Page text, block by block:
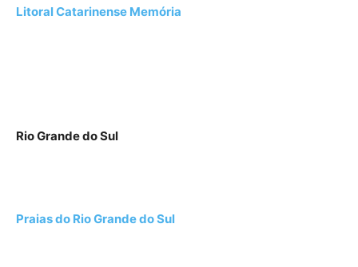
Litoral Catarinense Memória
Rio Grande do Sul
Praias do Rio Grande do Sul